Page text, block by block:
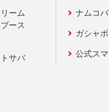
ーム
ース
サバ
ナムコ
ガシャ
公式ス